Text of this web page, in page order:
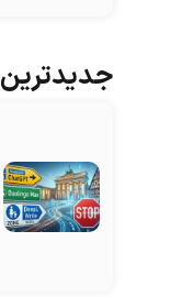
جدیدترین